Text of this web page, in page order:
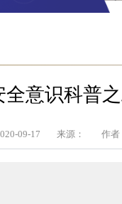
全意识科普
09-17 来源： 作者